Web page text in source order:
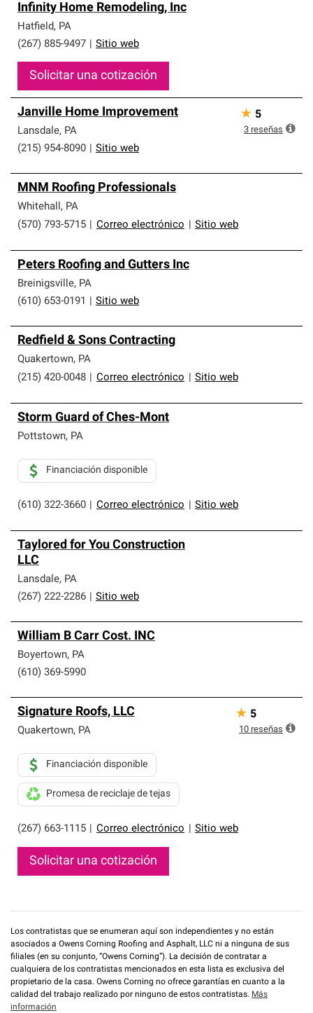
Infinity Home Remodeling, Inc
Hatfield, PA
(267) 885-9497
Sitio web
Solicitar una cotización
Janville Home Improvement
Lansdale, PA
(215) 954-8090
Sitio web
★ 5
3 reseñas
MNM Roofing Professionals
Whitehall, PA
(570) 793-5715
Correo electrónico Sitio web
Peters Roofing and Gutters Inc
Breinigsville, PA
(610) 653-0191
Sitio web
Redfield & Sons Contracting
Quakertown, PA
(215) 420-0048
Correo electrónico Sitio web
Storm Guard of Ches-Mont
Pottstown, PA
(610) 322-3660 Correo electrónico Sitio web
Financiación disponible
Taylored for You Construction
LLC
Lansdale, PA
(267) 222-2286
Sitio web
William B Carr Cost. INC
Boyertown, PA
(610) 369-5990
Signature Roofs, LLC
Quakertown, PA
(267) 663-1115 Correo electrónico Sitio web
Financiación disponible
Promesa de reciclaje de tejas
Solicitar una cotización
★ 5
10 reseñas
Los contratistas que se enumeran aquí son independientes y no están
asociados a Owens Corning Roofing and Asphalt, LLC ni a ninguna de sus
filiales (en su conjunto, “Owens Corning”). La decisión de contratar a
cualquiera de los contratistas mencionados en esta lista es exclusiva del
propietario de la casa. Owens Corning no ofrece garantías en cuanto a la
calidad del trabajo realizado por ninguno de estos contratistas. Más
información